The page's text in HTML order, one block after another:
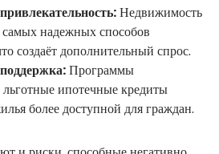
Недвижимость
самых надежных способов
создаёт дополнительный спрос.
Программы
ипотечные кредиты
более доступной для граждан.